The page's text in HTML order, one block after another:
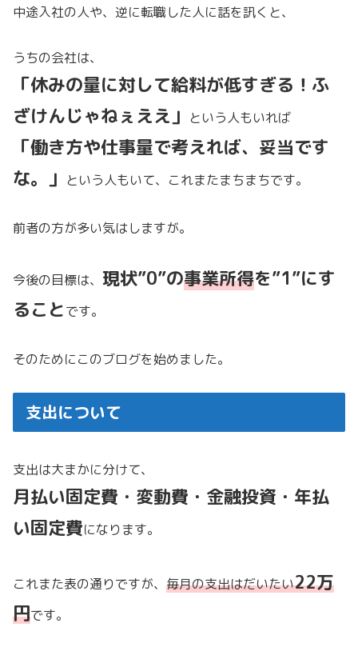
中途入社の人や、逆に転職した人に話を訊くと、
うちの会社は、
「休みの量に対して給料が低すぎる！ふ
ざけんじゃねぇええ」 という人もいれば
「働き方や仕事量で考えれば、妥当です
な。」 という人もいて、これまたまちまちです。
前者の方が多い気はしますが。
今後の目標は、 現状”0”の事業所得を”1”にす
ることです。
そのためにこのブログを始めました。
支出について
支出は大まかに分けて、
月払い固定費・変動費・金融投資・年払
い固定費になります。
これまた表の通りですが、 毎月の支出はだいたい22万
円です。